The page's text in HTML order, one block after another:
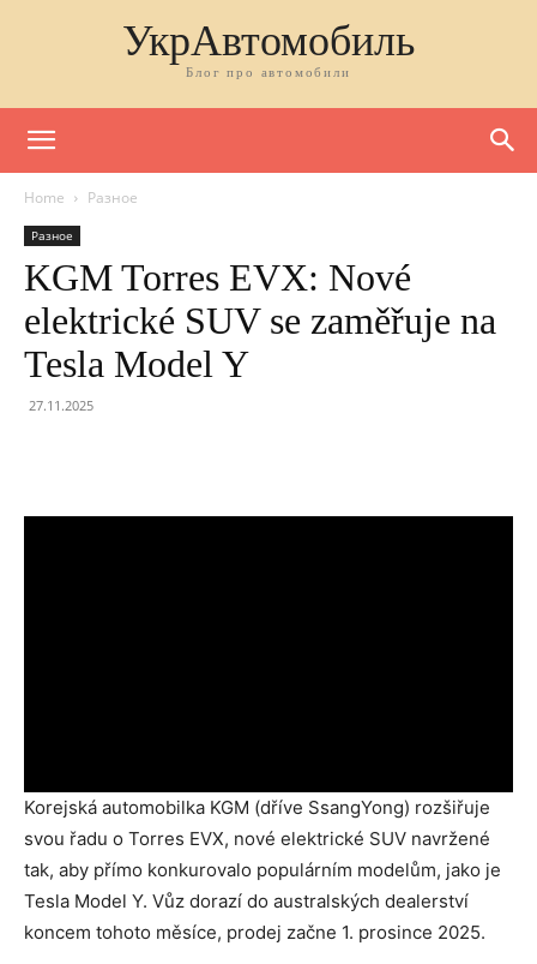
УкрАвтомобиль
Блог про автомобили
Home Разное
Разное
KGM Torres EVX: Nové
elektrické SUV se zaměřuje na
Tesla Model Y
27.11.2025
Korejská automobilka KGM (dříve SsangYong) rozšiřuje
svou řadu o Torres EVX, nové elektrické SUV navržené
tak, aby přímo konkurovalo populárním modelům, jako je
Tesla Model Y. Vůz dorazí do australských dealerství
koncem tohoto měsíce, prodej začne 1. prosince 2025.